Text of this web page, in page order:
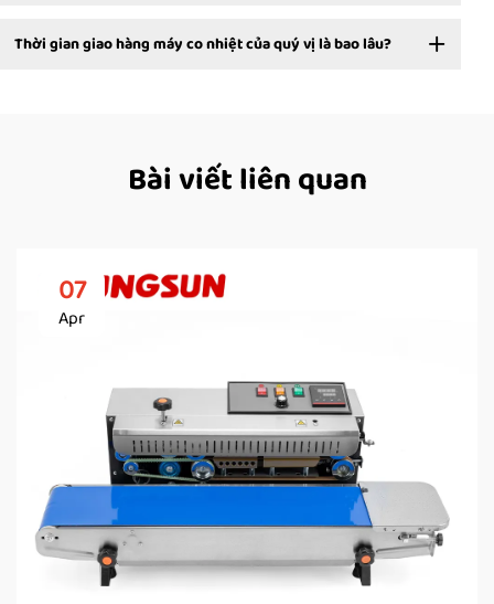
Thời gian giao hàng máy co nhiệt của quý vị là bao lâu?
Bài viết liên quan
07
Apr